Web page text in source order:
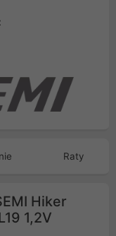
Raty
Hiker
1,2V